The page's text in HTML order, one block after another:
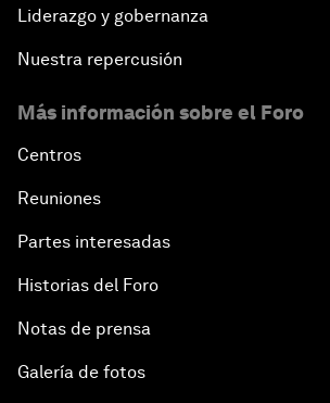
Liderazgo y gobernanza
Nuestra repercusión
Más información sobre el Foro
Centros
Reuniones
Partes interesadas
Historias del Foro
Notas de prensa
Galería de fotos